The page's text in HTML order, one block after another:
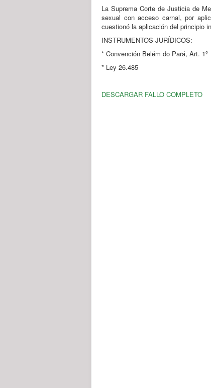
La Suprema Corte de Justicia de
sexual con acceso carnal, por
cuestionó la aplicación del principio
INSTRUMENTOS JURÍDICOS:
* Convención Belém do Pará, Art. 1º
* Ley 26.485
DESCARGAR FALLO COMPLETO